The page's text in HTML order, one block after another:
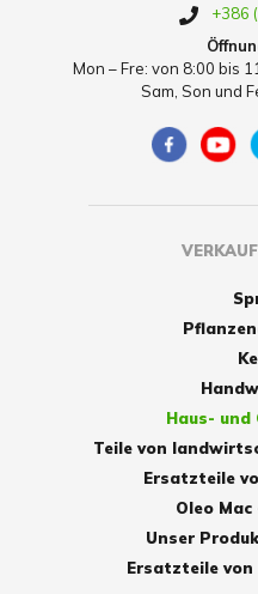
+386
Mon – Fre: von 8:00 bis
Sam, Son und
Haus-
Teile von
Ersatzteile
Oleo
Unser
Ersatzteile von